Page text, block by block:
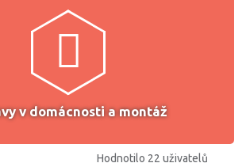
v domácnosti a montáž
Hodnotilo 22 uživatelů